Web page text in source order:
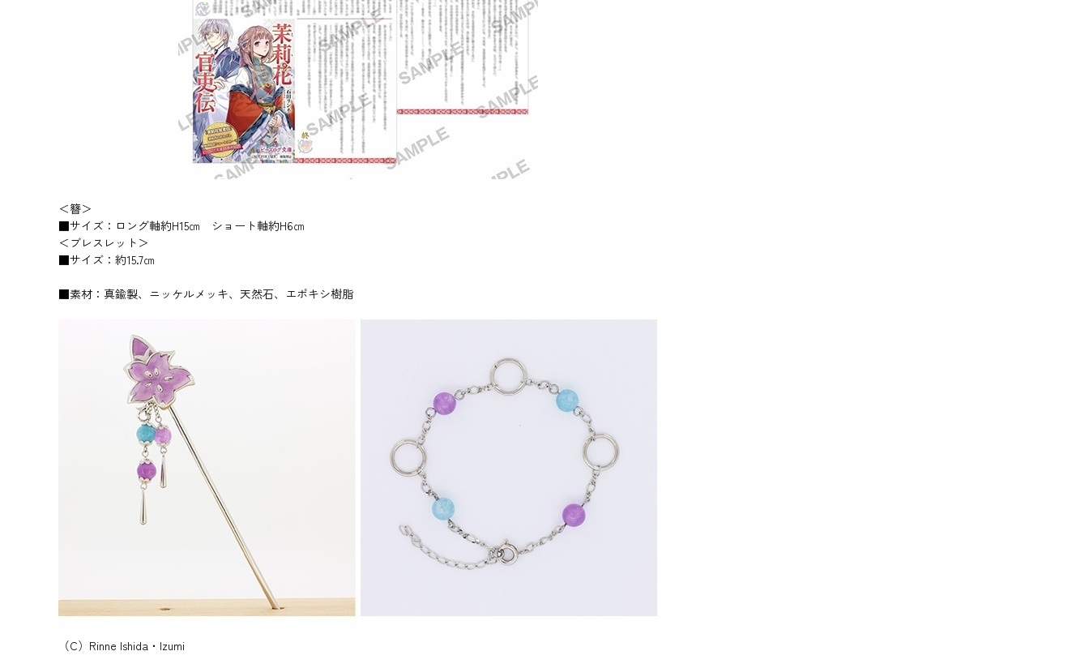
＜簪＞
■サイズ：ロング軸約H15㎝ ショート軸約H6㎝
＜ブレスレット＞
■サイズ：約15.7㎝
■素材：真鍮製、ニッケルメッキ、天然石、エポキシ樹脂
（C）Rinne Ishida・Izumi